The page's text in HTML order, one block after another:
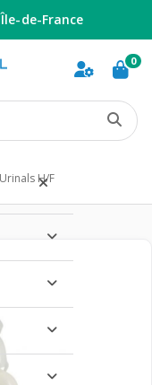
de-France
0
Urinals H/F